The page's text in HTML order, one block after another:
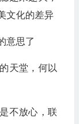
文化的差异
意思了
天堂，何以
不放心，联